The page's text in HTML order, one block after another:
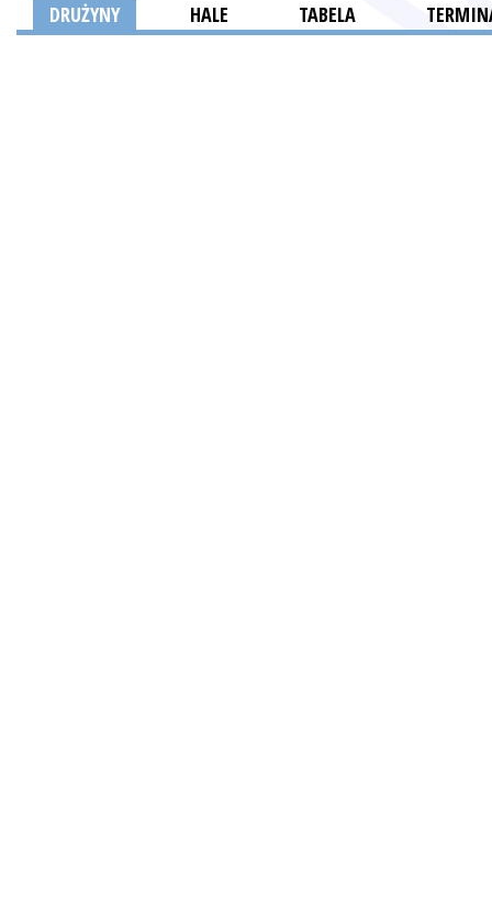
DRUŻYNY HALE TABELA